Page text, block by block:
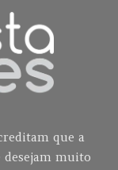
que a
desejam muito